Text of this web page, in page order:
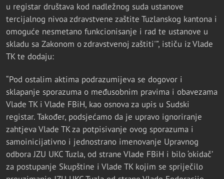
u registar društava kod nadležnog suda ustanove
tercijalnog nivoa zdravstvene zaštite Tuzlanskog kantona i
omoguće nesmetano funkcionisanje i rad te ustanove u
skladu sa Zakonom o zdravstvenoj zaštiti'”, ističu iz Vlade
TK te dodaju:
“Pod ostalim aktima podrazumijeva se dogovor i
sklapanje sporazuma o međusobnim pravima i obavezama
Vlade TK i Vlade FBiH, kao osnova za upis u Sudski
registar. Također, podsjećamo da je upravo ignoriranje
zahtjeva Vlade TK za potpisivanje ovog sporazuma i
samoinicijativno i jednostrano imenovanje Upravnog
odbora JZU UKC Tuzla, od strane Vlade FBiH i bilo ‘okidač’
za postupanje Skupštine i Vlade TK kojim se spriječilo